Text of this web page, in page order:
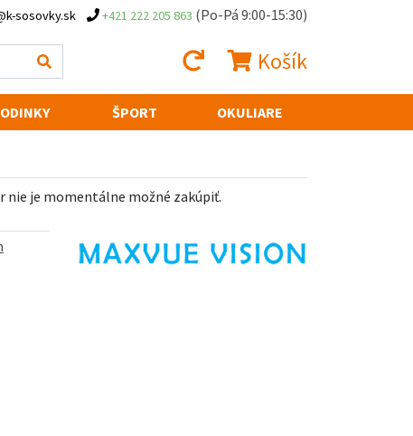
sosovky.sk +421 222 205 863 (Po-Pá 9:00-15:30)
Košík
ŠPORT OKULIARE
nie je momentálne možné zakúpiť.